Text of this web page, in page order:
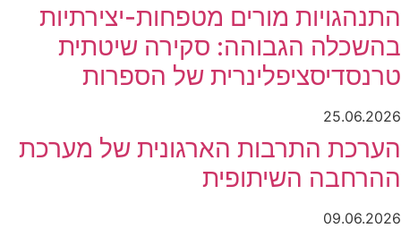
התנהגויות מורים מטפחות-יצירתיות
בהשכלה הגבוהה: סקירה שיטתית
טרנסדיסציפלינרית של הספרות
25.06.2026
הערכת התרבות הארגונית של מערכת
ההרחבה השיתופית
09.06.2026